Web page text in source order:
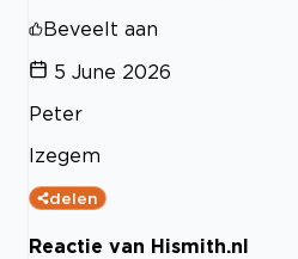
Beveelt aan
5 June 2026
Peter
Izegem
delen
Reactie van Hismith.nl